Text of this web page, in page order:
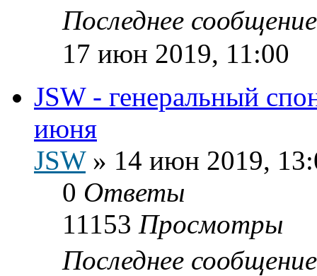
Последнее
17 июн 2019, 11:00
JSW - генеральный
июня
JSW» 14 июн 2019,
0 Ответы
11153 Просмотры
Последнее